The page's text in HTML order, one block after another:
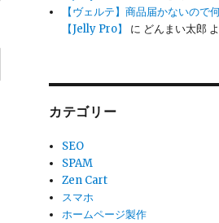
【ヴェルテ】商品届かないので
【Jelly Pro】
に どんまい太郎
カテゴリー
SEO
SPAM
Zen Cart
スマホ
ホームページ製作